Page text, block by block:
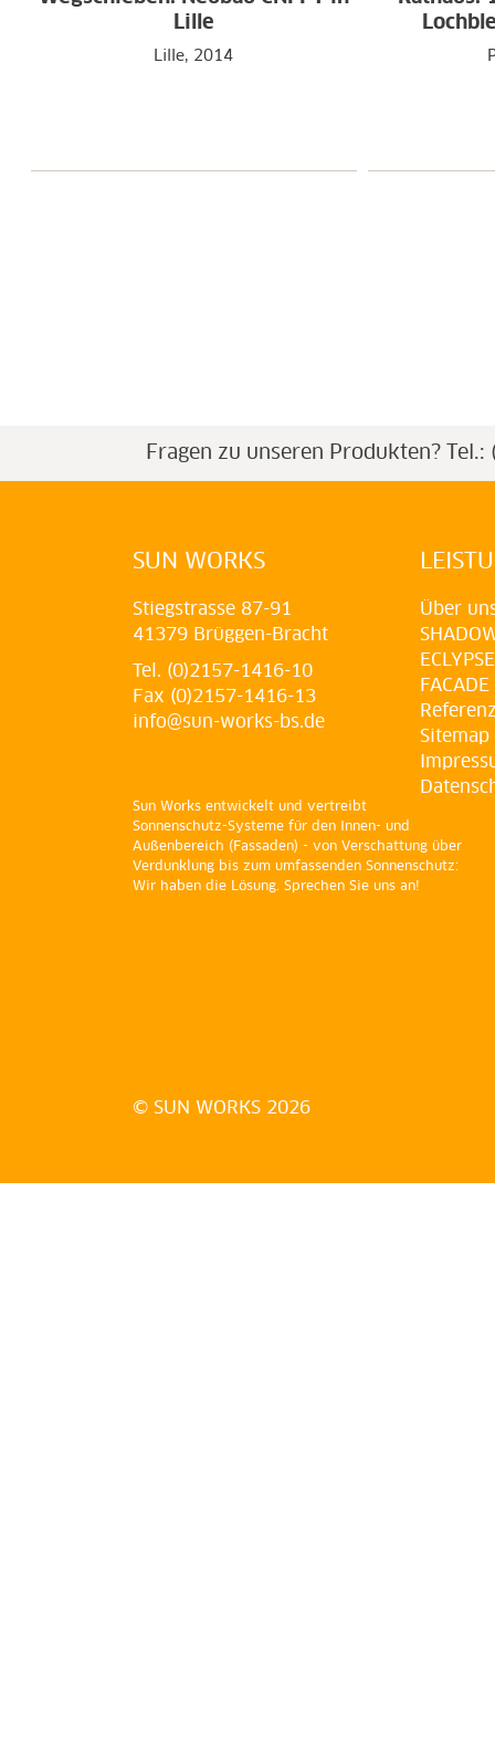
Lille
Lille, 2014
Fragen zu unseren Produkten?
SUN WORKS
Stiegstrasse 87-91
41379 Brüggen-Bracht
Tel. (0)2157-1416-10
Fax (0)2157-1416-13
info@sun-works-bs.de
Über
ECLYPSE
FACADE
Sitemap
Sun Works entwickelt und vertreibt
Sonnenschutz-Systeme für den Innen- und
Außenbereich (Fassaden) - von Verschattung über
Verdunklung bis zum umfassenden Sonnenschutz:
Wir haben die Lösung. Sprechen Sie uns an!
© SUN WORKS 2026